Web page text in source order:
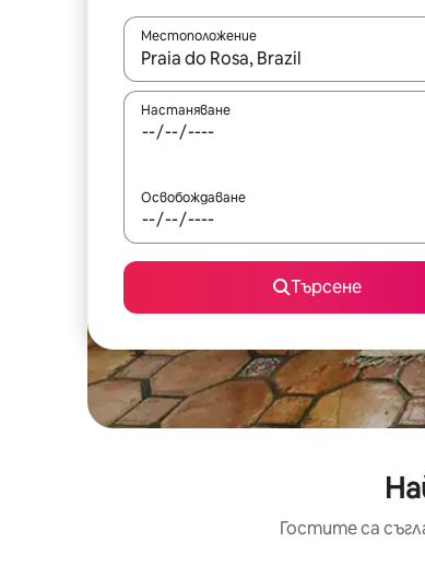
Местоположение
Когато резултатите се покажат,
Настаняване
Освобождаване
Търсене
Гостите са